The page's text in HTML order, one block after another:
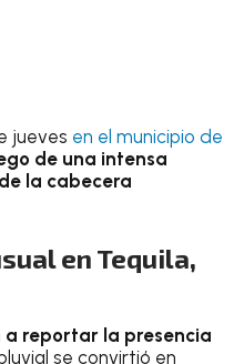
jueves en el municipio de
de una intensa
la cabecera
en Tequila,
a reportar la presencia
se convirtió en